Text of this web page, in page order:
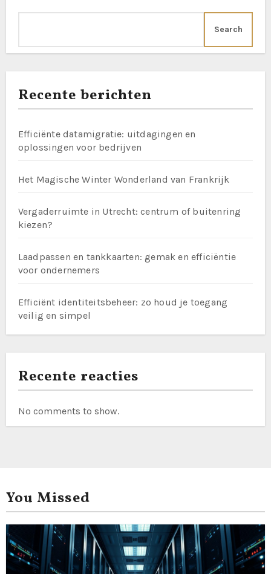
Search
Recente berichten
Efficiënte datamigratie: uitdagingen en
oplossingen voor bedrijven
Het Magische Winter Wonderland van Frankrijk
Vergaderruimte in Utrecht: centrum of buitenring
kiezen?
Laadpassen en tankkaarten: gemak en efficiëntie
voor ondernemers
Efficiënt identiteitsbeheer: zo houd je toegang
veilig en simpel
Recente reacties
No comments to show.
You Missed